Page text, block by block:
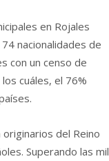
en Rojales
nacionalidades de
con un censo de
cuáles, el 76%
del Reino
Superando las mil